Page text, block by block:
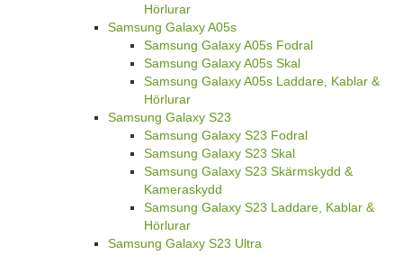
Hörlurar
Samsung Galaxy A05s
Samsung Galaxy A05s Fodral
Samsung Galaxy A05s Skal
Samsung Galaxy A05s Laddare, Kablar &
Hörlurar
Samsung Galaxy S23
Samsung Galaxy S23 Fodral
Samsung Galaxy S23 Skal
Samsung Galaxy S23 Skärmskydd &
Kameraskydd
Samsung Galaxy S23 Laddare, Kablar &
Hörlurar
Samsung Galaxy S23 Ultra